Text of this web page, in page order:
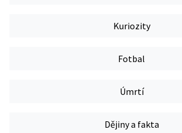
Kuriozity
Fotbal
Úmrtí
Dějiny a fakta